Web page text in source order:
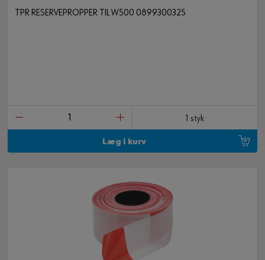
TPR RESERVEPROPPER TIL W500 0899300325
1 styk
Læg i kurv